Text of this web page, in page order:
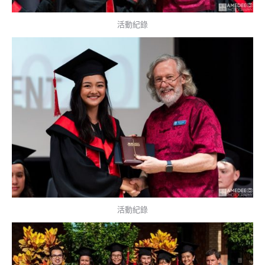
活動紀錄
活動紀錄